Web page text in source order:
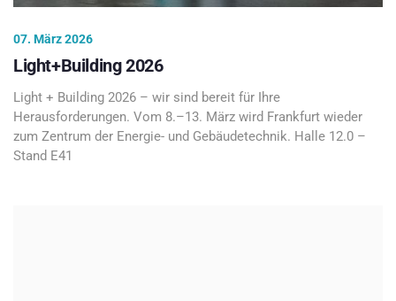
07. März 2026
Light+Building 2026
Light + Building 2026 – wir sind bereit für Ihre
Herausforderungen. Vom 8.–13. März wird Frankfurt wieder
zum Zentrum der Energie- und Gebäudetechnik. Halle 12.0 –
Stand E41